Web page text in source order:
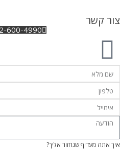
צור קשר
600-4990
איך אתה מעדיף שנחזור אליך?